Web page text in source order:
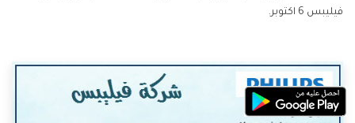
فيليبس 6 اكتوبر.